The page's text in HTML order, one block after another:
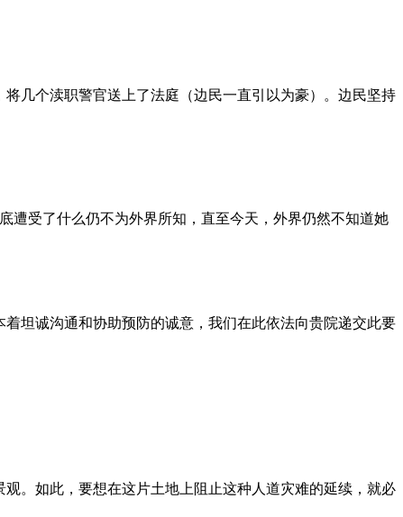
几个渎职警官送上了法庭（边民一直引以为豪）。边民坚持
遭受了什么仍不为外界所知，直至今天，外界仍然不知道她
坦诚沟通和协助预防的诚意，我们在此依法向贵院递交此要
。如此，要想在这片土地上阻止这种人道灾难的延续，就必